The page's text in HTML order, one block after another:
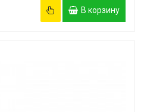
В корзину